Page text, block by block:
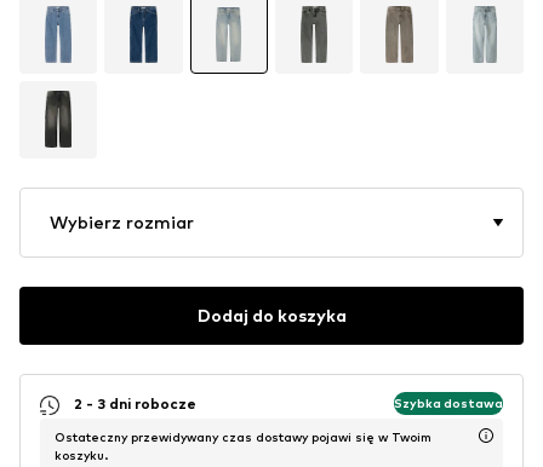
Wybierz rozmiar
Dodaj do koszyka
2 - 3 dni robocze Szybka dostawa
Ostateczny przewidywany czas dostawy pojawi się w Twoim
koszyku.